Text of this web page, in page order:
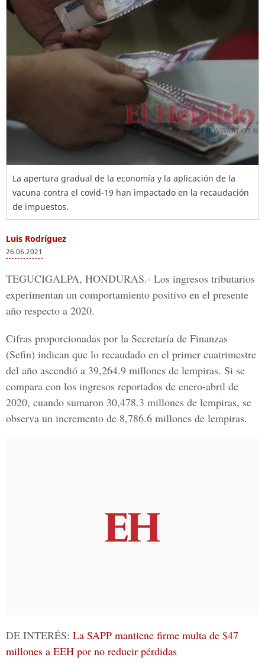
La apertura gradual de la economía y la aplicación de la
vacuna contra el covid-19 han impactado en la recaudación
de impuestos.
Luis Rodríguez
26.06.2021
TEGUCIGALPA, HONDURAS.- Los ingresos tributarios
experimentan un comportamiento positivo en el presente
año respecto a 2020.
Cifras proporcionadas por la Secretaría de Finanzas
(Sefin) indican que lo recaudado en el primer cuatrimestre
del año ascendió a 39,264.9 millones de lempiras. Si se
compara con los ingresos reportados de enero-abril de
2020, cuando sumaron 30,478.3 millones de lempiras, se
observa un incremento de 8,786.6 millones de lempiras.
DE INTERÉS: La SAPP mantiene firme multa de $47
millones a EEH por no reducir pérdidas